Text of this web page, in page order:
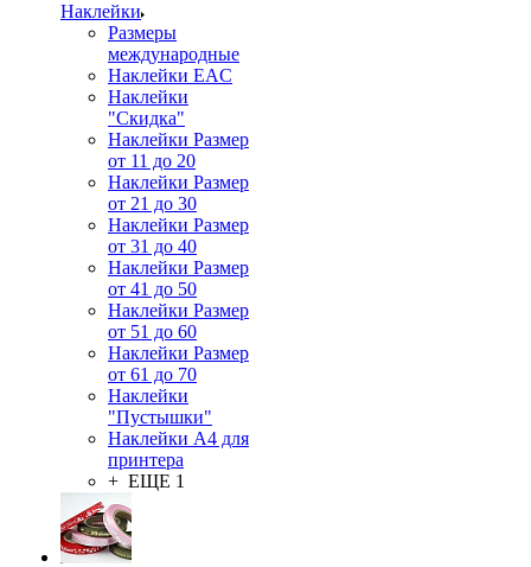
Наклейки
Размеры
международные
Наклейки EAC
Наклейки
"Скидка"
Наклейки Размер
от 11 до 20
Наклейки Размер
от 21 до 30
Наклейки Размер
от 31 до 40
Наклейки Размер
от 41 до 50
Наклейки Размер
от 51 до 60
Наклейки Размер
от 61 до 70
Наклейки
"Пустышки"
Наклейки А4 для
принтера
+ ЕЩЕ 1